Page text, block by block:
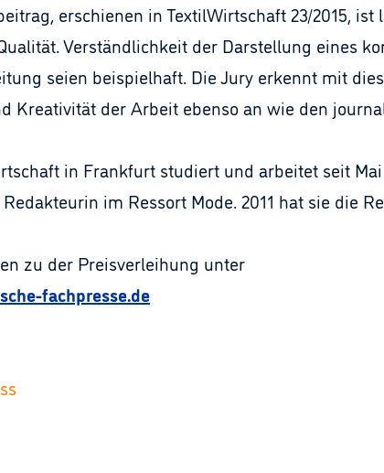
erschienen in TextilWirtschaft 23/2015,
Verständlichkeit der Darstellung eines
seien beispielhaft. Die Jury erkennt mit
Kreativität der Arbeit ebenso an wie den
in Frankfurt studiert und arbeitet seit
im Ressort Mode. 2011 hat sie die
zu der Preisverleihung unter
fachpresse.de